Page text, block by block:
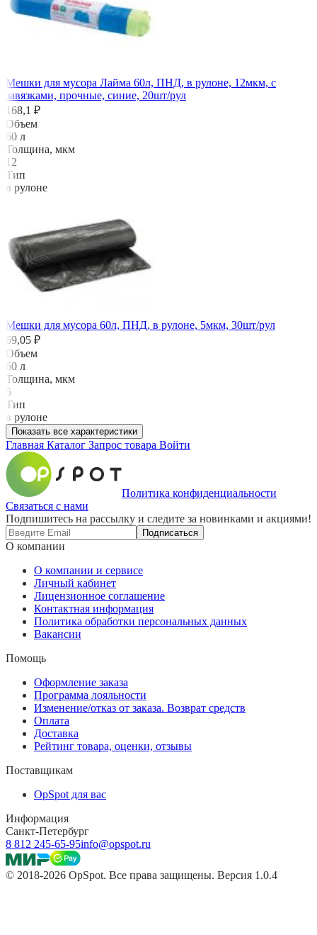
Мешки для мусора Лайма 60л, ПНД, в рулоне, 12мкм, с
завязками, прочные, синие, 20шт/рул
168,1 ₽
Объем
60 л
Толщина, мкм
12
Тип
в рулоне
Мешки для мусора 60л, ПНД, в рулоне, 5мкм, 30шт/рул
69,05 ₽
Объем
60 л
Толщина, мкм
5
Тип
в рулоне
Показать все характеристики
Главная Каталог Запрос товара Войти
Политика конфиденциальности
Связаться с нами
Подпишитесь на рассылку и следите за новинками и акциями!
Подписаться
О компании
О компании и сервисе
Личный кабинет
Лицензионное соглашение
Контактная информация
Политика обработки персональных данных
Вакансии
Помощь
Оформление заказа
Программа лояльности
Изменение/отказ от заказа. Возврат средств
Оплата
Доставка
Рейтинг товара, оценки, отзывы
Поставщикам
OpSpot для вас
Информация
Санкт-Петербург
8 812 245-65-95info@opspot.ru
© 2018-2026 OpSpot. Все права защищены. Версия 1.0.4